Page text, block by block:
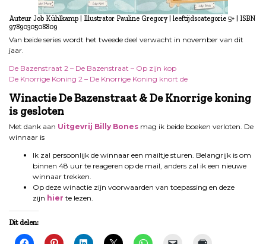
Auteur Job Kühlkamp | Illustrator Pauline Gregory | leeftijdscategorie 5+ | ISBN
9789030508809
Van beide series wordt het tweede deel verwacht in november van dit
jaar.
De Bazenstraat 2 – De Bazenstraat – Op zijn kop
De Knorrige Koning 2 – De Knorrige Koning knort de
Winactie De Bazenstraat & De Knorrige koning
is gesloten
Met dank aan Uitgevrij Billy Bones mag ik beide boeken verloten. De
winnaar is
Ik zal persoonlijk de winnaar een mailtje sturen. Belangrijk is om
binnen 48 uur te reageren op de mail, anders zal ik een nieuwe
winnaar trekken.
Op deze winactie zijn voorwaarden van toepassing en deze
zijn hier te lezen.
Dit delen: